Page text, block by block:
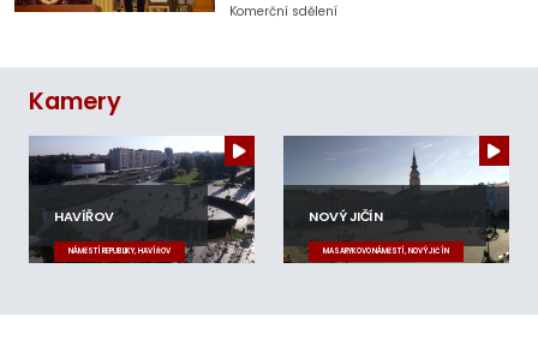
Komerční sdělení
Kamery
HAVÍŘOV
NÁMĚSTÍ REPUBLIKY, HAVÍŘOV
NOVÝ JIČÍN
MASARYKOVO NÁMĚSTÍ, NOVÝ JIČÍN